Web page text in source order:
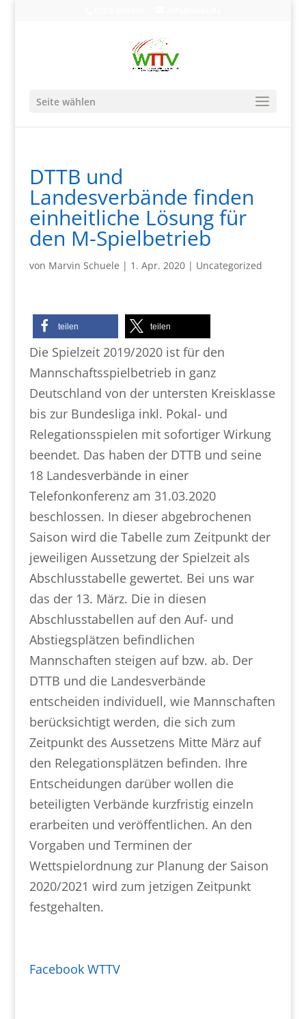
Seite wählen
DTTB und
Landesverbände finden
einheitliche Lösung für
den M-Spielbetrieb
von Marvin Schuele | 1. Apr. 2020| Uncategorized
teilen teilen
Die Spielzeit 2019/2020 ist für den
Mannschaftsspielbetrieb in ganz
Deutschland von der untersten Kreisklasse
bis zur Bundesliga inkl. Pokal- und
Relegationsspielen mit sofortiger Wirkung
beendet. Das haben der DTTB und seine
18 Landesverbände in einer
Telefonkonferenz am 31.03.2020
beschlossen. In dieser abgebrochenen
Saison wird die Tabelle zum Zeitpunkt der
jeweiligen Aussetzung der Spielzeit als
Abschlusstabelle gewertet. Bei uns war
das der 13. März. Die in diesen
Abschlusstabellen auf den Auf- und
Abstiegsplätzen befindlichen
Mannschaften steigen auf bzw. ab. Der
DTTB und die Landesverbände
entscheiden individuell, wie Mannschaften
berücksichtigt werden, die sich zum
Zeitpunkt des Aussetzens Mitte März auf
den Relegationsplätzen befinden. Ihre
Entscheidungen darüber wollen die
beteiligten Verbände kurzfristig einzeln
erarbeiten und veröffentlichen. An den
Vorgaben und Terminen der
Wettspielordnung zur Planung der Saison
2020/2021 wird zum jetzigen Zeitpunkt
festgehalten.
Facebook WTTV